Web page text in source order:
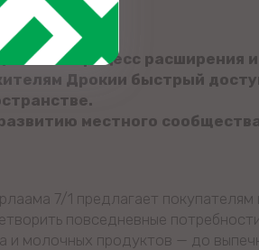
процесс расширения и
Дрокии быстрый
местного
7/1 предлагает
повседневные
и молочных продуктов — до